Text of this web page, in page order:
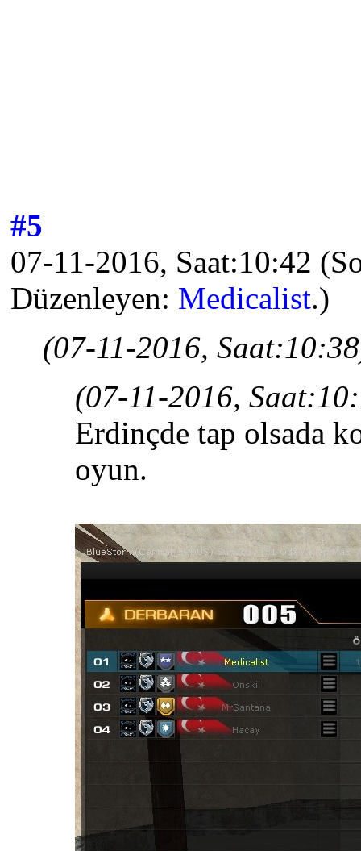
#5
07-11-2016, Saat:10:42
Düzenleyen: Medicalist.)
(07-11-2016,
(07-11-2016,
Erdinçde tap olsada
oyun.